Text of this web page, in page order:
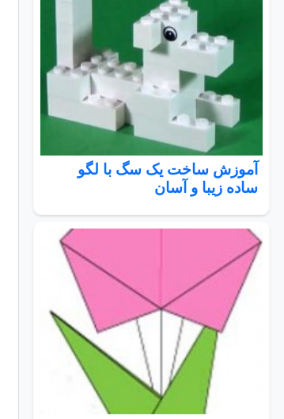
آموزش ساخت یک سگ با لگو
ساده زیبا و آسان